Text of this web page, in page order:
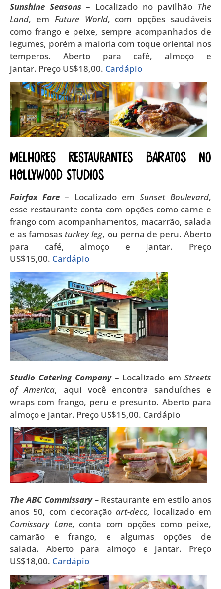
Sunshine Seasons– Localizado no pavilhão The
Land, em Future World, com opções saudáveis
como frango e peixe, sempre acompanhados de
legumes, porém a maioria com toque oriental nos
temperos. Aberto para café, almoço e
jantar. Preço US$18,00. Cardápio
Melhores restaurantes baratos no
Hollywood Studios
Fairfax Fare – Localizado em Sunset Boulevard,
esse restaurante conta com opções como carne e
frango com acompanhamentos, macarrão, salada
e as famosas turkey leg, ou perna de peru. Aberto
para café, almoço e jantar. Preço
US$15,00. Cardápio
Studio Catering Company– Localizado emStreets
of America, aqui você encontra sanduíches e
wraps com frango, peru e presunto. Aberto para
almoço e jantar. Preço US$15,00. Cardápio
The ABC Commissary–Restaurante em estilo anos
anos 50, com decoração art-deco, localizado em
Comissary Lane, conta com opções como peixe,
camarão e frango, e algumas opções de
salada. Aberto para almoço e jantar. Preço
US$18,00. Cardápio